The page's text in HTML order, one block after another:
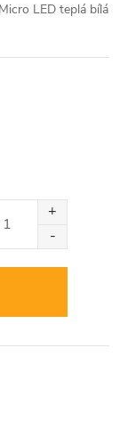
LED teplá bílá